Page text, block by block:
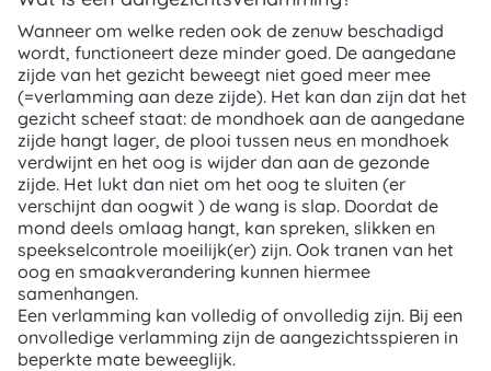
Wanneer om welke reden ook de zenuw beschadigd
wordt, functioneert deze minder goed. De aangedane
zijde van het gezicht beweegt niet goed meer mee
(=verlamming aan deze zijde). Het kan dan zijn dat het
gezicht scheef staat: de mondhoek aan de aangedane
zijde hangt lager, de plooi tussen neus en mondhoek
verdwijnt en het oog is wijder dan aan de gezonde
zijde. Het lukt dan niet om het oog te sluiten (er
verschijnt dan oogwit ) de wang is slap. Doordat de
mond deels omlaag hangt, kan spreken, slikken en
speekselcontrole moeilijk(er) zijn. Ook tranen van het
oog en smaakverandering kunnen hiermee
samenhangen.
Een verlamming kan volledig of onvolledig zijn. Bij een
onvolledige verlamming zijn de aangezichtsspieren in
beperkte mate beweeglijk.